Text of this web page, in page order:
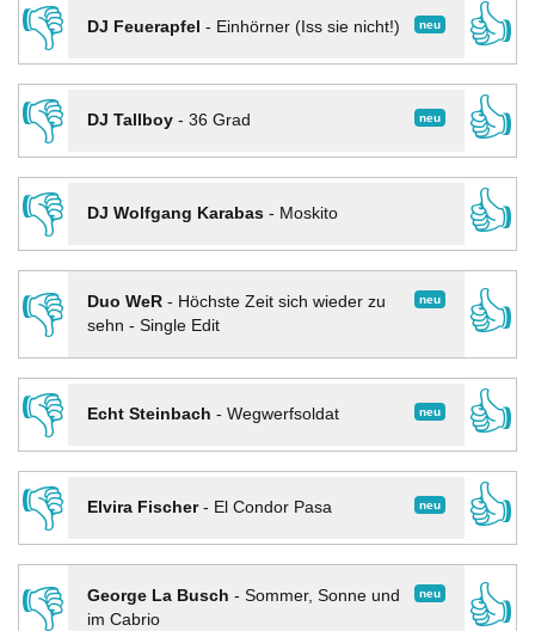
👎
neu
DJ Feuerapfel - Einhörner (Iss sie nicht!)
👍
👎
neu
DJ Tallboy- 36 Grad
👍
👎
DJ Wolfgang Karabas- Moskito
👍
👎
neu
Duo WeR- Höchste Zeit sich wieder zu
sehn - Single Edit
👍
👎
neu
Echt Steinbach - Wegwerfsoldat
👍
👎
neu
Elvira Fischer- El Condor Pasa
👍
👎
neu
George La Busch - Sommer, Sonne und
im Cabrio
👍